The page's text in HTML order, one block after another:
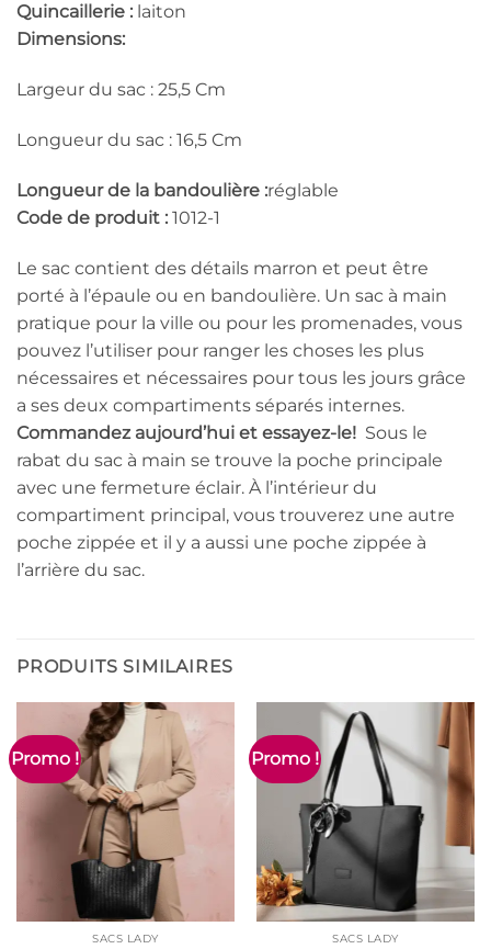
Quincaillerie : laiton
Dimensions:
Largeur du sac : 25,5 Cm
Longueur du sac : 16,5 Cm
Longueur de la bandoulière :réglable
Code de produit : 1012-1
Le sac contient des détails marron et peut être
porté à l’épaule ou en bandoulière. Un sac à main
pratique pour la ville ou pour les promenades, vous
pouvez l’utiliser pour ranger les choses les plus
nécessaires et nécessaires pour tous les jours grâce
a ses deux compartiments séparés internes.
Commandez aujourd’hui et essayez-le! Sous le
rabat du sac à main se trouve la poche principale
avec une fermeture éclair. À l’intérieur du
compartiment principal, vous trouverez une autre
poche zippée et il y a aussi une poche zippée à
l’arrière du sac.
PRODUITS SIMILAIRES
Promo !
SACS LADY
Promo !
SACS LADY